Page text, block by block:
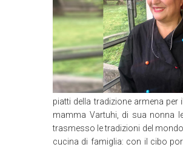
piatti della tradizione armena
mamma Vartuhi, di sua nonna
trasmesso le tradizioni del
cucina di famiglia: con il cibo